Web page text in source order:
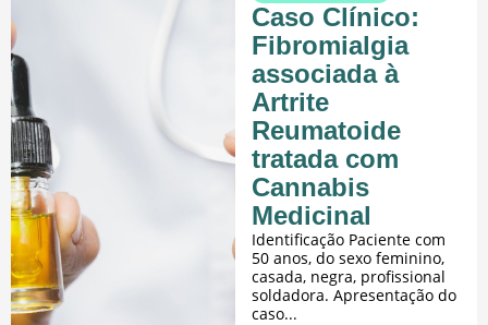
Caso Clínico:
Fibromialgia
associada à
Artrite
Reumatoide
tratada com
Cannabis
Medicinal
Identificação Paciente com
50 anos, do sexo feminino,
casada, negra, profissional
soldadora. Apresentação do
caso...